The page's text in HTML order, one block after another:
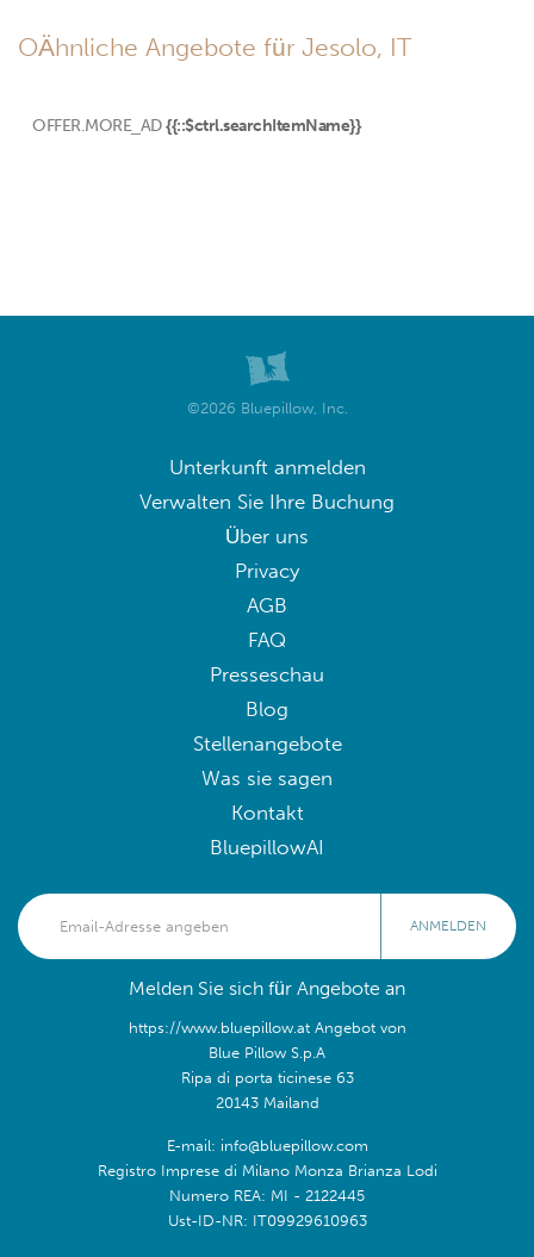
OÄhnliche Angebote für Jesolo, IT
OFFER.MORE_AD {{::$ctrl.searchItemName}}
©2026 Bluepillow, Inc.
Unterkunft anmelden
Verwalten Sie Ihre Buchung
Über uns
Privacy
AGB
FAQ
Presseschau
Blog
Stellenangebote
Was sie sagen
Kontakt
BluepillowAI
ANMELDEN
Melden Sie sich für Angebote an
https://www.bluepillow.at Angebot von
Blue Pillow S.p.A
Ripa di porta ticinese 63
20143 Mailand
E-mail: info@bluepillow.com
Registro Imprese di Milano Monza Brianza Lodi
Numero REA: MI - 2122445
Ust-ID-NR: IT09929610963